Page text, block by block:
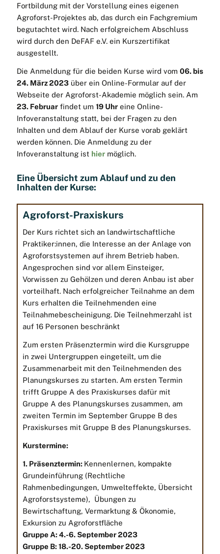
Fortbildung mit der Vorstellung eines eigenen
Agroforst-Projektes ab, das durch ein Fachgremium
begutachtet wird. Nach erfolgreichem Abschluss
wird durch den DeFAF e.V. ein Kurszertifikat
ausgestellt.
Die Anmeldung für die beiden Kurse wird vom 06. bis
24. März 2023über ein Online-Formular auf der
Webseite der Agroforst-Akademie möglich sein. Am
23. Februarfindet um 19 Uhreine Online-
Infoveranstaltung statt, bei der Fragen zu den
Inhalten und dem Ablauf der Kurse vorab geklärt
werden können. Die Anmeldung zu der
Infoveranstaltung ist hiermöglich.
Eine Übersicht zum Ablauf und zu den
Inhalten der Kurse:
Agroforst-Praxiskurs
Der Kurs richtet sich an landwirtschaftliche
Praktiker:innen, die Interesse an der Anlage von
Agroforstsystemen auf ihrem Betrieb haben.
Angesprochen sind vor allem Einsteiger,
Vorwissen zu Gehölzen und deren Anbau ist aber
vorteilhaft. Nach erfolgreicher Teilnahme an dem
Kurs erhalten die Teilnehmenden eine
Teilnahmebescheinigung. Die Teilnehmerzahl ist
auf 16 Personen beschränkt
Zum ersten Präsenztermin wird die Kursgruppe
in zwei Untergruppen eingeteilt, um die
Zusammenarbeit mit den Teilnehmenden des
Planungskurses zu starten. Am ersten Termin
trifft Gruppe A des Praxiskurses dafür mit
Gruppe A des Planungskurses zusammen, am
zweiten Termin im September Gruppe B des
Praxiskurses mit Gruppe B des Planungskurses.
Kurstermine:
1. Präsenztermin: Kennenlernen, kompakte
Grundeinführung (Rechtliche
Rahmenbedingungen, Umwelteffekte, Übersicht
Agroforstsysteme), Übungen zu
Bewirtschaftung, Vermarktung & Ökonomie,
Exkursion zu Agroforstfläche
Gruppe A: 4.-6. September 2023
Gruppe B: 18.-20. September 2023